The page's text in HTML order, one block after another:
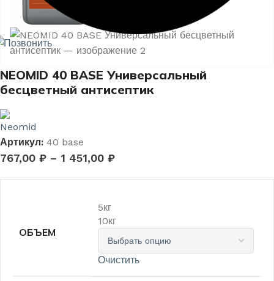
NEOMID 40 BASE Универсальный
бесцветный антисептик
Артикул: 40 base
767,00 ₽ – 1 451,00 ₽
ОБЪЕМ
5кг
10кг
Очистить